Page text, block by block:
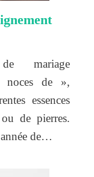
mariage
noces de »,
essences
de pierres.
de…